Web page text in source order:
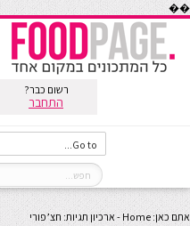
��
רשום כבר?
התחבר
אתם כאן: Home
- ארכיון תגיות: חצ’פורי